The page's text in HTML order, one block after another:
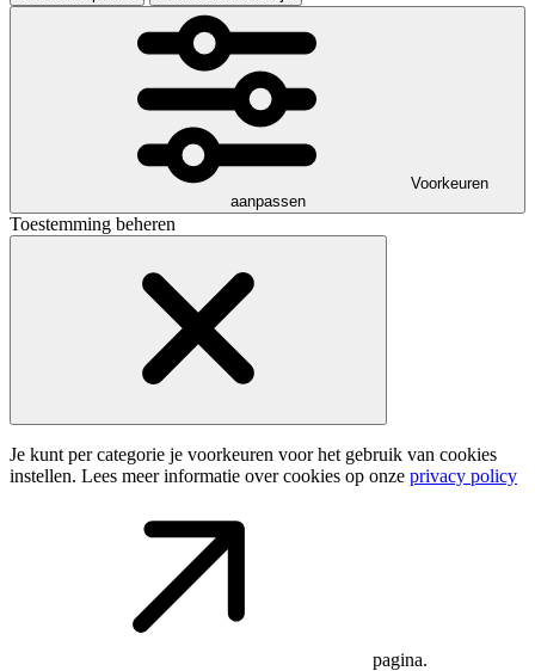
Voorkeuren
aanpassen
Toestemming beheren
Je kunt per categorie je voorkeuren voor het gebruik van cookies
instellen. Lees meer informatie over cookies op onze privacy policy
pagina.